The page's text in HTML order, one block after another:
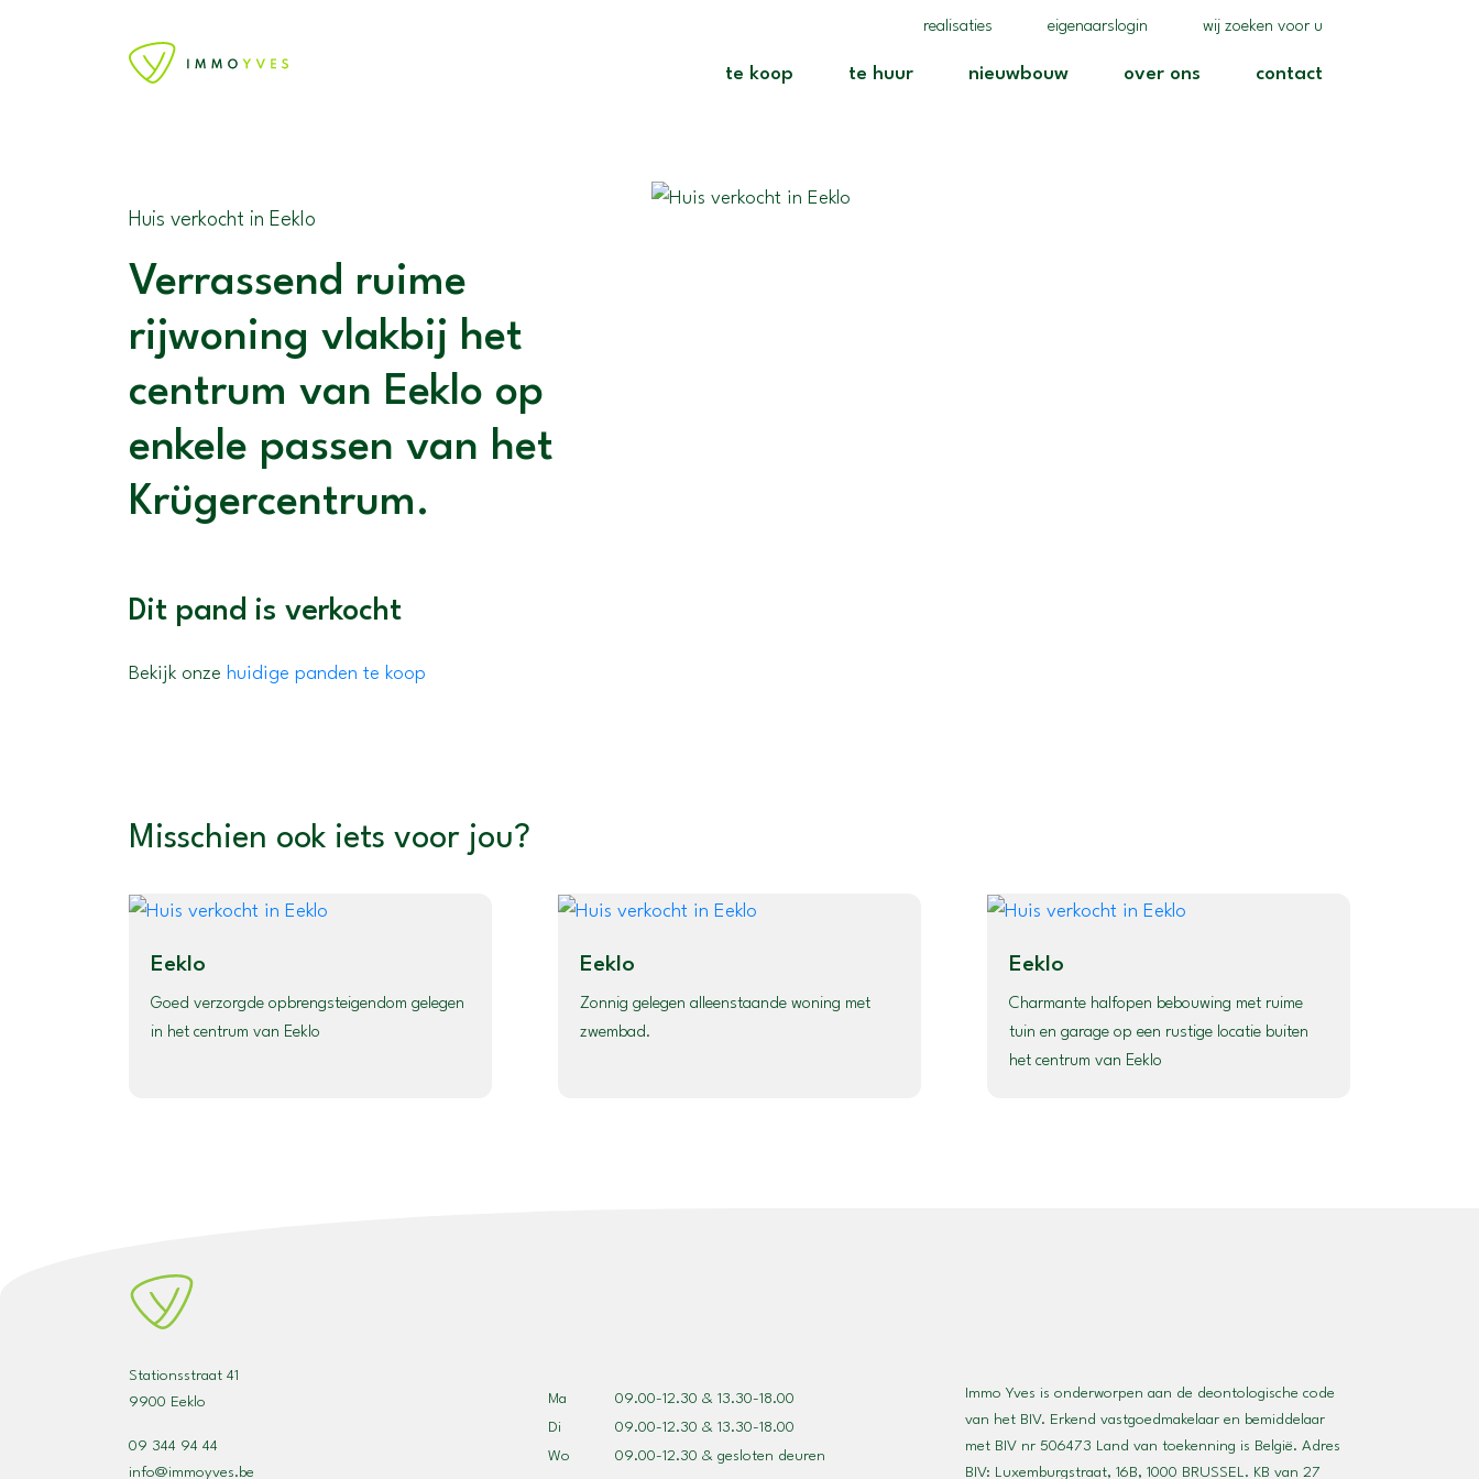
te koop (te koop)te huur(te huur)nieuwbouw(nieuwbouw)
over ons (over ons)contact
realisaties (realisaties)eigenaarslogin (eigenaarslogin)
wij zoeken voor u
Verrassend ruime
rijwoning vlakbij het
centrum van Eeklo op
enkele passen van het
Krügercentrum.
Huis verkocht in Eeklo
Dit pand is verkocht
Bekijk onze huidige panden te koop
Misschien ook iets voor jou?
Eeklo
Goed verzorgde opbrengsteigendom gelegen
in het centrum van Eeklo
Eeklo
Zonnig gelegen alleenstaande woning met
zwembad.
Eeklo
Charmante halfopen bebouwing met ruime
tuin en garage op een rustige locatie buiten
het centrum van Eeklo
Stationsstraat 41
9900 Eeklo
09 344 94 44
info@immoyves.be
Ma
09.00-12.30 & 13.30-18.00
Di
09.00-12.30 & 13.30-18.00
Wo
09.00-12.30 & gesloten deuren
Immo Yves is onderworpen aan de deontologische code
van het BIV. Erkend vastgoedmakelaar en bemiddelaar
met BIV nr 506473 Land van toekenning is België. Adres
BIV: Luxemburgstraat, 16B, 1000 BRUSSEL. KB van 27